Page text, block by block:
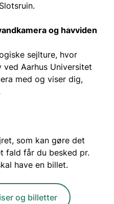
og havviden
sejlture, hvor
Aarhus Universitet
med og viser dig,
som kan gøre det
fald får du besked pr.
have en billet.
og billetter